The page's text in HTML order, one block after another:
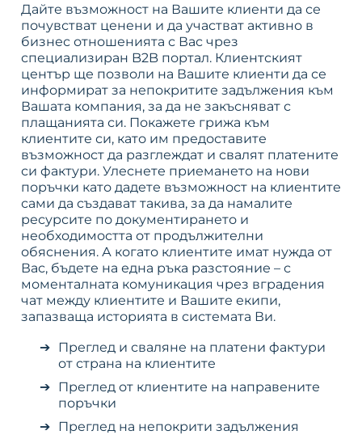
Дайте възможност на Вашите клиенти да се
почувстват ценени и да участват активно в
бизнес отношенията с Вас чрез
специализиран B2B портал. Клиентският
център ще позволи на Вашите клиенти да се
информират за непокритите задължения към
Вашата компания, за да не закъсняват с
плащанията си. Покажете грижа към
клиентите си, като им предоставите
възможност да разглеждат и свалят платените
си фактури. Улеснете приемането на нови
поръчки като дадете възможност на клиентите
сами да създават такива, за да намалите
ресурсите по документирането и
необходимостта от продължителни
обяснения. А когато клиентите имат нужда от
Вас, бъдете на една ръка разстояние – с
моменталната комуникация чрез вградения
чат между клиентите и Вашите екипи,
запазваща историята в системата Ви.
Преглед и сваляне на платени фактури
от страна на клиентите
Преглед от клиентите на направените
поръчки
Преглед на непокрити задължения